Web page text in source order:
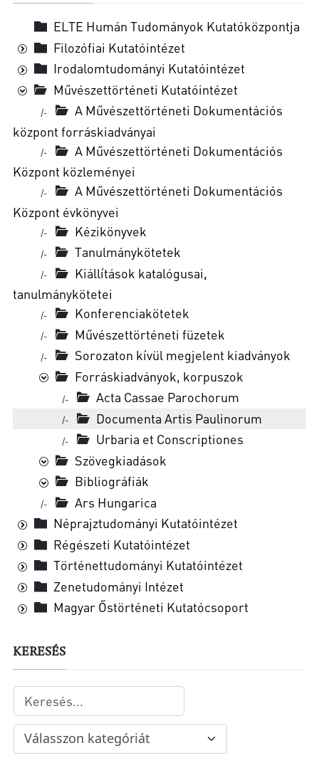
ELTE Humán Tudományok Kutatóközpontja
Filozófiai Kutatóintézet
Irodalomtudományi Kutatóintézet
Művészettörténeti Kutatóintézet
|-
A Művészettörténeti Dokumentációs
központ forráskiadványai
|-
A Művészettörténeti Dokumentációs
Központ közleményei
|-
A Művészettörténeti Dokumentációs
Központ évkönyvei
|- Kézikönyvek
|- Tanulmánykötetek
|-
Kiállítások katalógusai,
tanulmánykötetei
|- Konferenciakötetek
|- Művészettörténeti füzetek
|-
Sorozaton kívül megjelent kiadványok
Forráskiadványok, korpuszok
|- Acta Cassae Parochorum
|- Documenta Artis Paulinorum
|-
Urbaria et Conscriptiones
Szövegkiadások
Bibliográfiák
|-
Ars Hungarica
Néprajztudományi Kutatóintézet
Régészeti Kutatóintézet
Történettudományi Kutatóintézet
Zenetudományi Intézet
Magyar Őstörténeti Kutatócsoport
KERESÉS